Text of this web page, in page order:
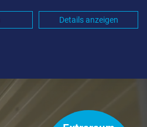
Details anzeigen